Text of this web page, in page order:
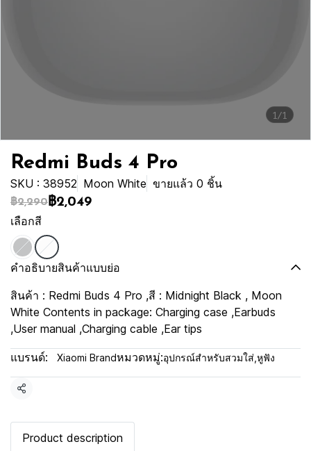
1/1
Redmi Buds 4 Pro
SKU : 38952 Moon White ขายแล้ว 0 ชิ้น
฿2,290฿2,049
เลือกสี
คำอธิบายสินค้าแบบย่อ
สินค้า : Redmi Buds 4 Pro ,สี : Midnight Black , Moon
White Contents in package: Charging case ,Earbuds
,User manual ,Charging cable ,Ear tips
แบรนด์: Xiaomi Brandหมวดหมู่:อุปกรณ์สำหรับสวมใส่ หูฟัง
แชร์
Product description